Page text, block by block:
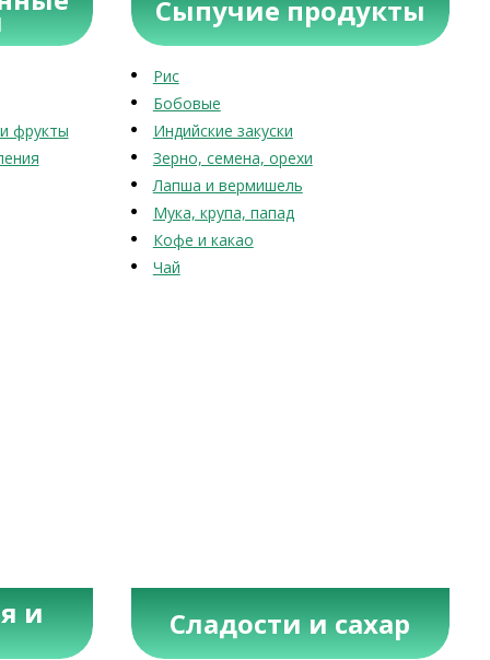
фрукты
Сыпучие продукты
Рис
Бобовые
Индийские закуски
Зерно, семена, орехи
Лапша и вермишель
Мука, крупа, папад
Кофе и какао
Чай
и Сладости и сахар